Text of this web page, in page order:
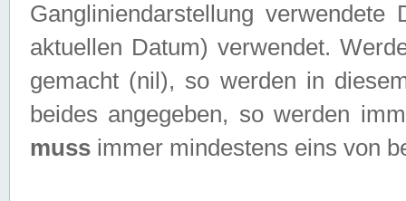
Gangliniendarstellung
aktuellen Datum) verwendet.
gemacht (nil), so werden in
beides angegeben, so werden
muss immer mindestens eins von